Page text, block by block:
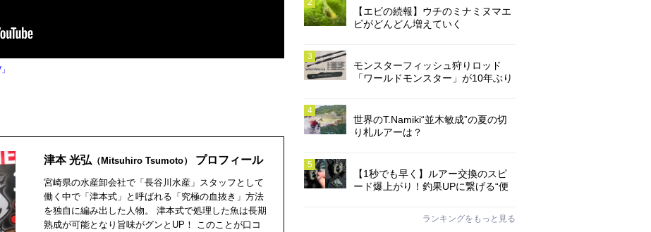
津本 光弘 （Mitsuhiro Tsumoto） プロフィール
宮崎県の水産卸会社で「長谷川水産」スタッフとして
働く中で「津本式」と呼ばれる「究極の血抜き」方法
を独自に編み出した人物。 津本式で処理した魚は長期
熟成が可能となり旨味がグンとUP！ このことが口コ
【エビの続報】ウチのミナミヌマエ
ビがどんどん増えていく
モンスターフィッシュ狩りロッド
「ワールドモンスター」が10年ぶり
世界のT.Namiki“並木敏成”の夏の切
り札ルアーは？
【1秒でも早く】ルアー交換のスピ
ード爆上がり！釣果UPに繋げる“便
ランキングをもっと見る